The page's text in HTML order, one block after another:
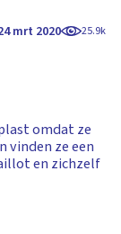
mrt 2020 25.9k
omdat ze
vinden ze een
en zichzelf